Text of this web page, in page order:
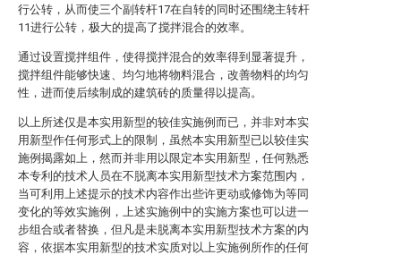
行公转，从而使三个副转杆17在自转的同时还围绕主转杆
11进行公转，极大的提高了搅拌混合的效率。
通过设置搅拌组件，使得搅拌混合的效率得到显著提升，
搅拌组件能够快速、均匀地将物料混合，改善物料的均匀
性，进而使后续制成的建筑砖的质量得以提高。
以上所述仅是本实用新型的较佳实施例而已，并非对本实
用新型作任何形式上的限制，虽然本实用新型已以较佳实
施例揭露如上，然而并非用以限定本实用新型，任何熟悉
本专利的技术人员在不脱离本实用新型技术方案范围内，
当可利用上述提示的技术内容作出些许更动或修饰为等同
变化的等效实施例，上述实施例中的实施方案也可以进一
步组合或者替换，但凡是未脱离本实用新型技术方案的内
容，依据本实用新型的技术实质对以上实施例所作的任何